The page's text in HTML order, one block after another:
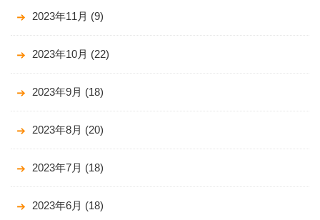
2023年11月 (9)
2023年10月 (22)
2023年9月 (18)
2023年8月 (20)
2023年7月 (18)
2023年6月 (18)